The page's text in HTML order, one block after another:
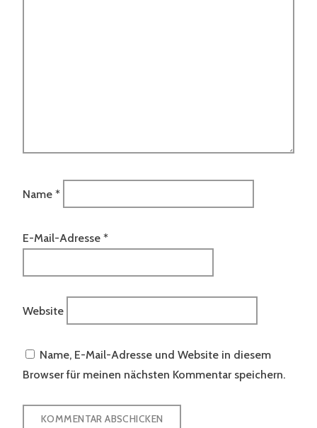
Name *
E-Mail-Adresse *
Website
Name, E-Mail-Adresse und Website in diesem
Browser für meinen nächsten Kommentar speichern.